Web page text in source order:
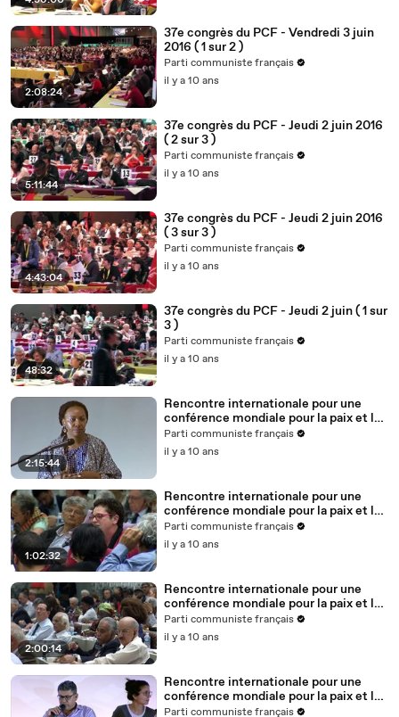
2:08:24
37e congrès du PCF - Vendredi 3 juin
2016 ( 1 sur 2 )
Parti communiste français
il y a 10 ans
5:11:44
37e congrès du PCF - Jeudi 2 juin 2016
( 2 sur 3 )
Parti communiste français
il y a 10 ans
4:43:04
37e congrès du PCF - Jeudi 2 juin 2016
( 3 sur 3 )
Parti communiste français
il y a 10 ans
48:32
37e congrès du PCF - Jeudi 2 juin ( 1 sur
3 )
Parti communiste français
il y a 10 ans
2:15:44
Rencontre internationale pour une
conférence mondiale pour la paix et le
progrès - Table-ronde 4 ( 1/2 )
Parti communiste français
il y a 10 ans
1:02:32
Rencontre internationale pour une
conférence mondiale pour la paix et le
progrès - Table-ronde 4 ( 2/2 )
Parti communiste français
il y a 10 ans
2:00:14
Rencontre internationale pour une
conférence mondiale pour la paix et le
progrès - Table-ronde 3
Parti communiste français
il y a 10 ans
Rencontre internationale pour une
conférence mondiale pour la paix et le
progrès - Table-ronde 2
Parti communiste français